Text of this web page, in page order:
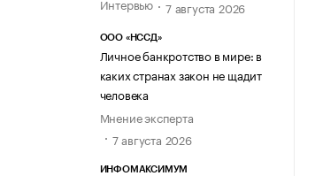
Интервью
7 августа 2026
ООО «НССД»
Личное банкротство в мире: в
каких странах закон не щадит
человека
Мнение эксперта
7 августа 2026
ИНФОМАКСИМУМ